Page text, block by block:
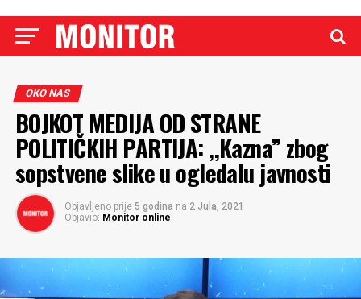
OKO NAS
BOJKOT MEDIJA OD STRANE
POLITIČKIH PARTIJA: ,,Kazna” zbog
sopstvene slike u ogledalu javnosti
Objavljeno prije 5 godina na 2 Jula, 2021
Objavio: Monitor online